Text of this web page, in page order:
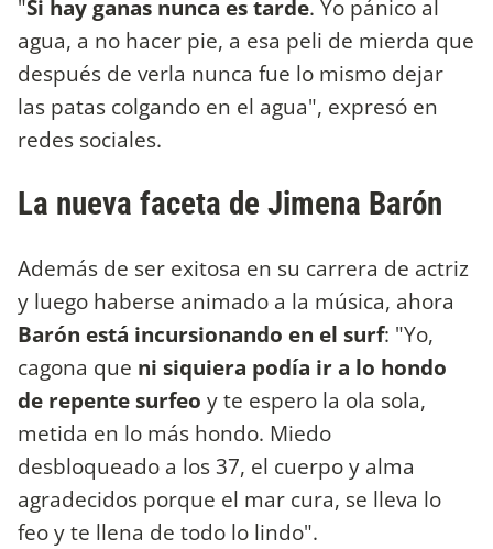
"Si hay ganas nunca es tarde. Yo pánico al
agua, a no hacer pie, a esa peli de mierda que
después de verla nunca fue lo mismo dejar
las patas colgando en el agua", expresó en
redes sociales.
La nueva faceta de Jimena Barón
Además de ser exitosa en su carrera de actriz
y luego haberse animado a la música, ahora
Barón está incursionando en el surf: "Yo,
cagona que ni siquiera podía ir a lo hondo
de repente surfeo y te espero la ola sola,
metida en lo más hondo. Miedo
desbloqueado a los 37, el cuerpo y alma
agradecidos porque el mar cura, se lleva lo
feo y te llena de todo lo lindo".